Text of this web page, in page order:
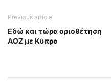
Previous article
Εδώ και τώρα οριοθέτηση
ΑΟΖ με Κύπρο